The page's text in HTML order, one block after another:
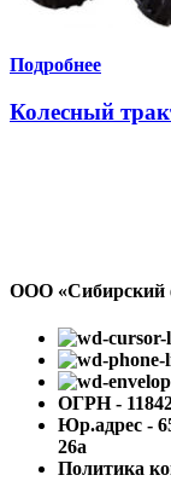
Подробнее
Колесный
ООО «Сибирский
ОГРН -
Юр.адрес -
26а
Политика